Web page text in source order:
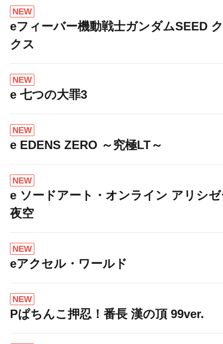
NEW
eフィーバー機動戦士ガンダムSEED
クス
NEW
e 七つの大罪3
NEW
e EDENS ZERO ～究極LT～
NEW
e ソードアート・オンライン アリシ
夜空
NEW
eアクセル・ワールド
NEW
Pぱちんこ押忍！番長 漢の頂 99ver.